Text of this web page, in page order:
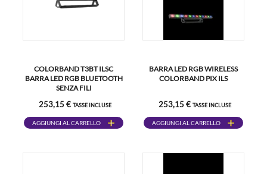
COLORBAND T3BT ILSC
BARRA LED RGB BLUETOOTH
SENZA FILI
253,15 € TASSE INCLUSE
AGGIUNGI AL CARRELLO
BARRA LED RGB WIRELESS
COLORBAND PIX ILS
253,15 € TASSE INCLUSE
AGGIUNGI AL CARRELLO